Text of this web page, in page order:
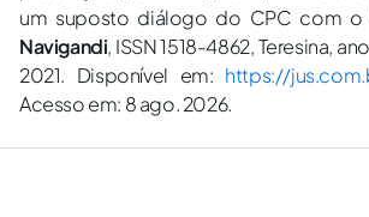
um suposto diálogo do CPC com o
Navigandi, ISSN 1518-4862, Teresina,
2021. Disponível em: https://
Acesso em: 8 ago. 2026.